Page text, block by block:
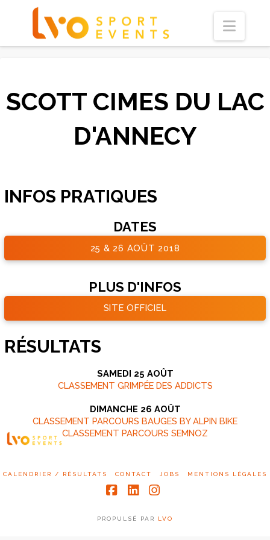
SCOTT CIMES DU LAC
D'ANNECY
INFOS PRATIQUES
DATES
25 & 26 AOÛT 2018
PLUS D'INFOS
SITE OFFICIEL
RÉSULTATS
SAMEDI 25 AOÛT
CLASSEMENT GRIMPÉE DES ADDICTS
DIMANCHE 26 AOÛT
CLASSEMENT PARCOURS BAUGES BY ALPIN BIKE
CLASSEMENT PARCOURS SEMNOZ
CALENDRIER / RÉSULTATS CONTACT JOBS MENTIONS LÉGALES
PROPULSÉ PAR LVO